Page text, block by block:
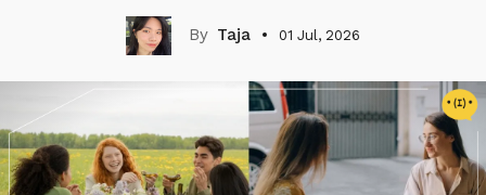
Taja 01 Jul, 2026